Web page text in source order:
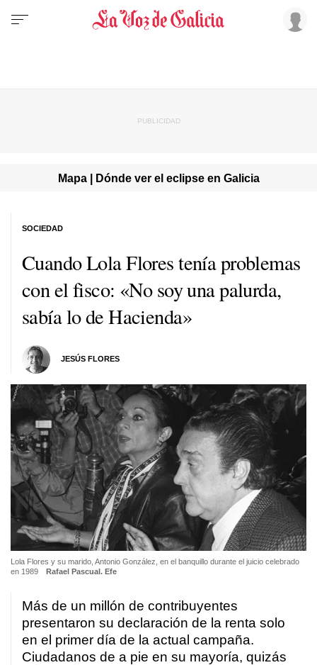
Mapa | Dónde ver el eclipse en Galicia
Cuando Lola Flores tenía problemas
con el fisco: «No soy una palurda,
sabía lo de Hacienda»
JESÚS FLORES
SOCIEDAD
Lola Flores y su marido, Antonio González, en el banquillo durante el juicio celebrado
en 1989
Rafael Pascual. Efe
Más de un millón de contribuyentes
presentaron su declaración de la renta solo
en el primer día de la actual campaña.
Ciudadanos de a pie en su mayoría, quizás